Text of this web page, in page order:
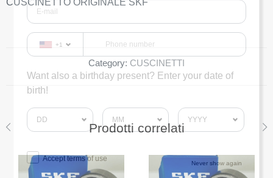
CUSCINETTO ORIGINALE SKF
Category: CUSCINETTI
Prodotti correlati
+1
Want also a birthday present? Enter your date of
birth!
Accept terms of use
Never show again